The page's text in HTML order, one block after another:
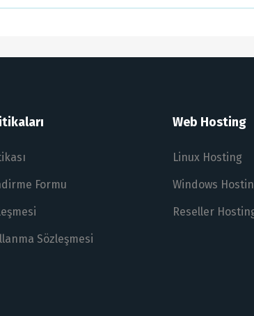
Formu
Sözleşmesi
Web Hosting
Linux Hosting
Windows
Reseller